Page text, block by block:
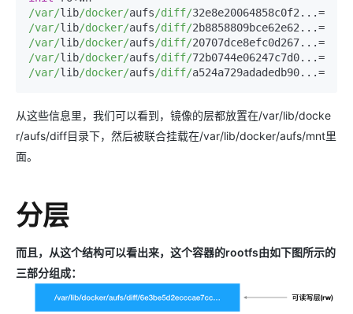
/var/lib/docker/aufs/diff/32e8e20064858c0f2...=
/var/lib/docker/aufs/diff/2b8858809bce62e62...=
/var/lib/docker/aufs/diff/20707dce8efc0d267...=
/var/lib/docker/aufs/diff/72b0744e06247c7d0...=
/var/lib/docker/aufs/diff/a524a729adadedb90...=
从这些信息里，我们可以看到，镜像的层都放置在/var/lib/docke
r/aufs/diff目录下，然后被联合挂载在/var/lib/docker/aufs/mnt里
面。
分层
而且，从这个结构可以看出来，这个容器的rootfs由如下图所示的
三部分组成：